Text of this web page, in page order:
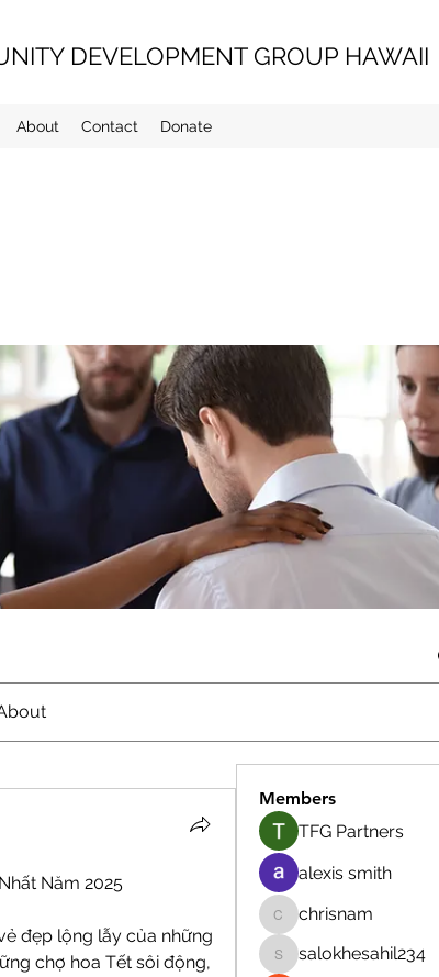
DEVELOPMENT GROUP HAWAII
About Contact Donate
Năm 2025
đẹp lộng lẫy của những
chợ hoa Tết sôi động,
Members
TFG Partners
alexis smith
chrisnam
chrisnam
salokhesahil234
salokhesahil234